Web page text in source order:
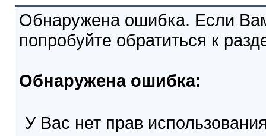
Обнаружена ошибка. Если
попробуйте обратиться к
Обнаружена ошибка:
У Вас нет прав